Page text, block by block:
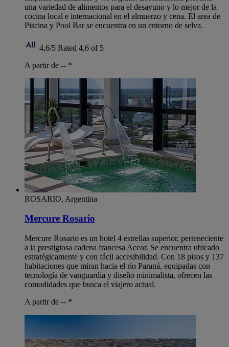
una variedad de alimentos para el desayuno y lo mejor de la
cocina local e internacional en el almuerzo y cena. El area de
Piscina y Pool Bar se encuentra en un entorno de selva.
4,6/5 Rated 4,6 of 5
A partir de -- *
ROSARIO, Argentina
Mercure Rosario
Mercure Rosario es un hotel 4 estrellas superior, perteneciente
a la prestigiosa cadena francesa Accor. Se encuentra ubicado
estratégicamente y con fácil accesibilidad. Con 18 pisos y 137
habitaciones que miran hacia el río Paraná, equipadas con
tecnología de vanguardia y diseño minimalista, ofrecen las
comodidades que busca el viajero actual.
A partir de -- *